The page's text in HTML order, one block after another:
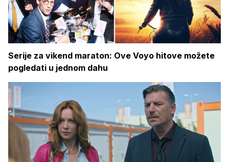
Serije za vikend maraton: Ove Voyo hitove možete
pogledati u jednom dahu